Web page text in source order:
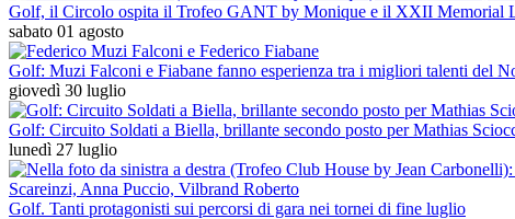
Golf, il Circolo ospita il Trofeo GANT by Monique e il XXII Memorial
sabato 01 agosto
Golf: Muzi Falconi e Fiabane fanno esperienza tra i migliori talenti del
giovedì 30 luglio
Golf: Circuito Soldati a Biella, brillante secondo posto per Mathias
lunedì 27 luglio
Golf. Tanti protagonisti sui percorsi di gara nei tornei di fine luglio